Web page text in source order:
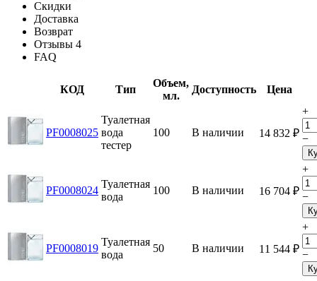
Скидки
Доставка
Возврат
Отзывы 4
FAQ
КОД Тип
Объем,
мл.
Доступность Цена
PF0008025
Туалетная
вода
тестер
100 В наличии 14 832 ₽
+
−
PF0008024
Туалетная
вода
100 В наличии 16 704 ₽
+
−
PF0008019
Туалетная
вода
50 В наличии 11 544 ₽
+
−